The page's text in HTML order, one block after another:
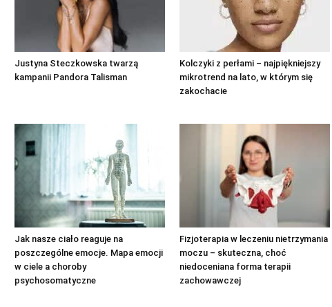
Justyna Steczkowska twarzą
kampanii Pandora Talisman
Kolczyki z perłami – najpiękniejszy
mikrotrend na lato, w którym się
zakochacie
Jak nasze ciało reaguje na
poszczególne emocje. Mapa emocji
w ciele a choroby
psychosomatyczne
Fizjoterapia w leczeniu nietrzymania
moczu – skuteczna, choć
niedoceniana forma terapii
zachowawczej